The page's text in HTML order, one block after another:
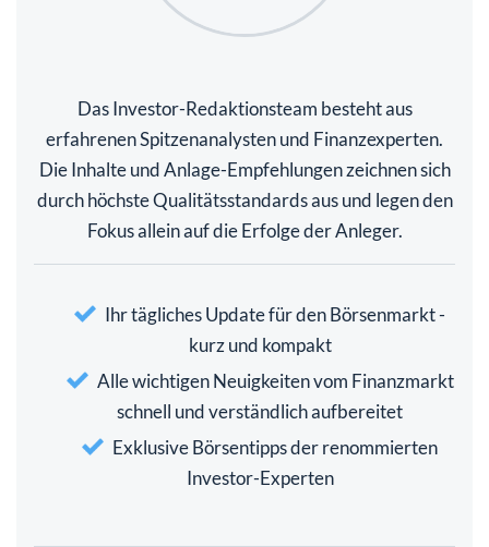
Das Investor-Redaktionsteam besteht aus
erfahrenen Spitzenanalysten und Finanzexperten.
Die Inhalte und Anlage-Empfehlungen zeichnen sich
durch höchste Qualitätsstandards aus und legen den
Fokus allein auf die Erfolge der Anleger.
Ihr tägliches Update für den Börsenmarkt -
kurz und kompakt
Alle wichtigen Neuigkeiten vom Finanzmarkt
schnell und verständlich aufbereitet
Exklusive Börsentipps der renommierten
Investor-Experten